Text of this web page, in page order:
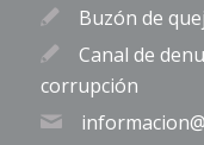
Buzón de
Canal de
corrupción